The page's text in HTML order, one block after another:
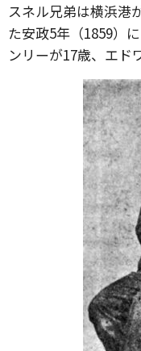
スネル兄弟は横浜港
た安政5年（1859）
ンリーが17歳、エド